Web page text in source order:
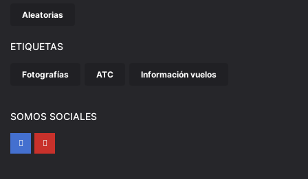
Aleatorias
ETIQUETAS
Fotografías ATC Información vuelos
SOMOS SOCIALES